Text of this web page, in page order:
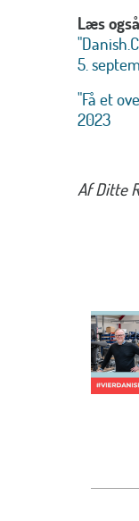
Læs også
5.
"Få et
2023
Af Ditte